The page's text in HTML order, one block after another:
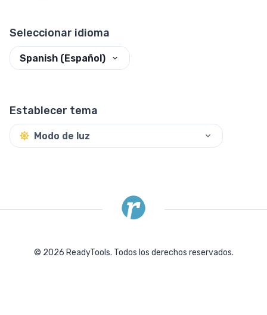
Seleccionar idioma
Spanish (Español)
Establecer tema
Modo de luz
© 2026 ReadyTools. Todos los derechos reservados.